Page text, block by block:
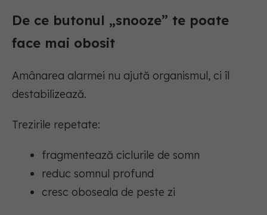
De ce butonul „snooze” te poate
face mai obosit
Amânarea alarmei nu ajută organismul, ci îl
destabilizează.
Trezirile repetate:
fragmentează ciclurile de somn
reduc somnul profund
cresc oboseala de peste zi